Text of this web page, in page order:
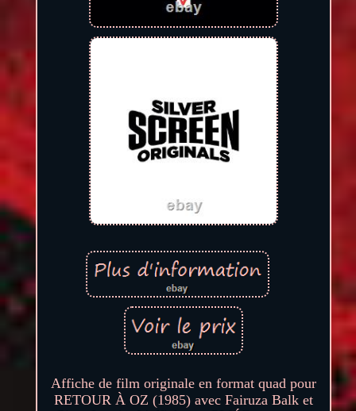
Affiche de film originale en format quad pour
RETOUR À OZ (1985) avec Fairuza Balk et